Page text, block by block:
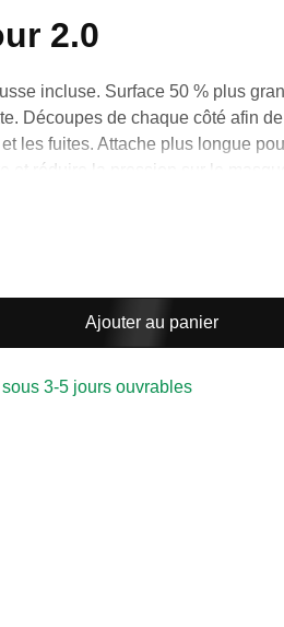
2.0
incluse. Surface 50 % plus
Découpes de chaque côté afin
les fuites. Attache plus longue
et réduire la pression sur le
d’essai n’est permise.
le masque ne touche pas à
ce qui réduit les déplacements
Ajouter au panier
3-5 jours ouvrables